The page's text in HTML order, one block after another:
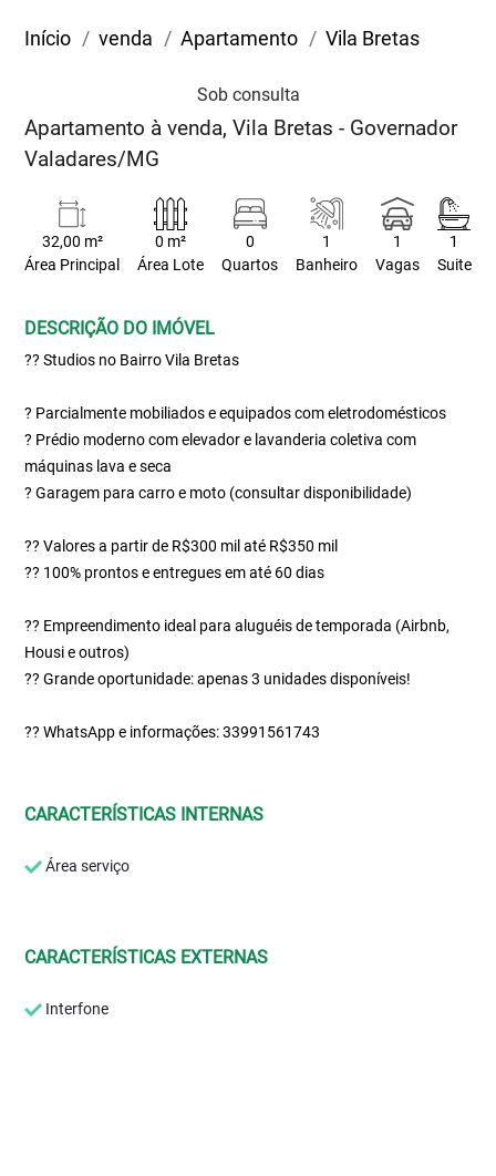
Início venda Apartamento Vila Bretas
Sob consulta
Apartamento à venda, Vila Bretas - Governador
Valadares/MG
32,00 m²
Área Principal
0 m²
Área Lote
0
Quartos
1
Banheiro
1
Vagas
1
Suite
DESCRIÇÃO DO IMÓVEL
?? Studios no Bairro Vila Bretas
? Parcialmente mobiliados e equipados com eletrodomésticos
? Prédio moderno com elevador e lavanderia coletiva com
máquinas lava e seca
? Garagem para carro e moto (consultar disponibilidade)
?? Valores a partir de R$300 mil até R$350 mil
?? 100% prontos e entregues em até 60 dias
?? Empreendimento ideal para aluguéis de temporada (Airbnb,
Housi e outros)
?? Grande oportunidade: apenas 3 unidades disponíveis!
?? WhatsApp e informações: 33991561743
CARACTERÍSTICAS INTERNAS
Área serviço
CARACTERÍSTICAS EXTERNAS
Interfone